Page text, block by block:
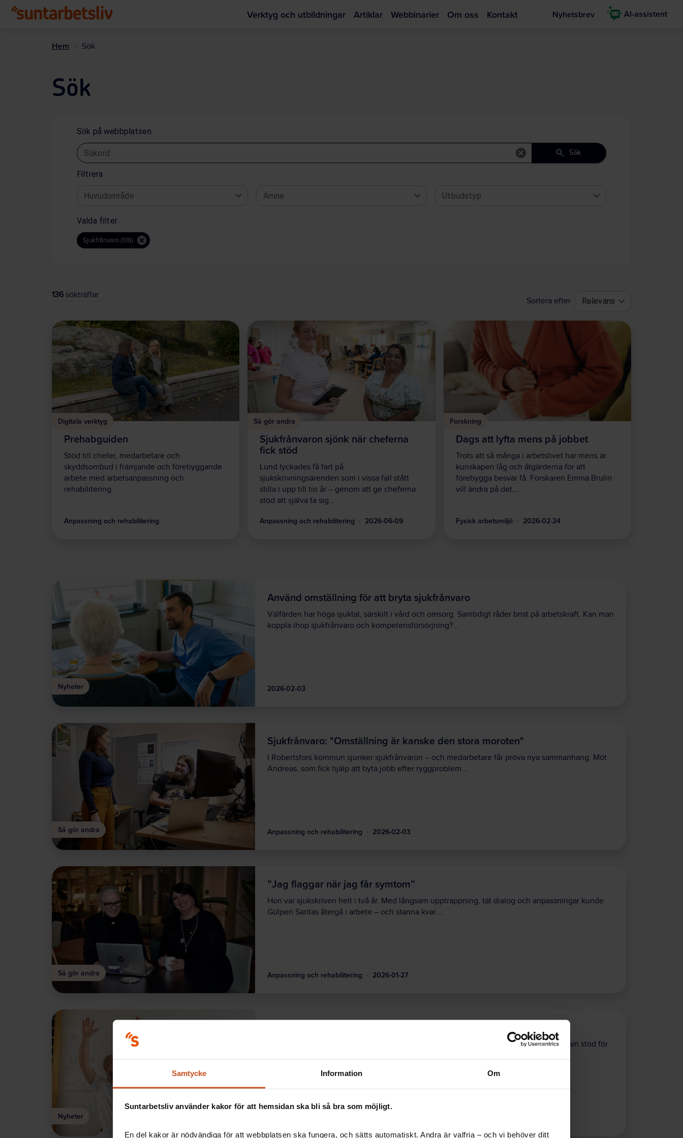
Samtycke Information Om
Suntarbetsliv använder kakor för att hemsidan ska bli så bra som möjligt.
En del kakor är nödvändiga för att webbplatsen ska fungera, och sätts automatiskt. Andra är valfria – och vi behöver ditt
Verktyg och utbildningar Artiklar Webbinarier Om oss Kontakt Nyhetsbrev AI-assistent
Hem Sök
Sök
Sök på webbplatsen
Sökord Sök
Filtrera
Huvudområde Ämne Utbudstyp
Valda filter
Sjukfrånvaro (136)
136 sökträffar
Sortera efter Relevans
Digitala verktyg
Prehabguiden
Stöd till chefer, medarbetare och
skyddsombud i främjande och förebyggande
arbete med arbetsanpassning och
rehabilitering.
Anpassning och rehabilitering
Så gör andra
Sjukfrånvaron sjönk när cheferna
fick stöd
Lund lyckades få fart på
sjukskrivningsärenden som i vissa fall stått
stilla i upp till tio år – genom att ge cheferna
stöd att själva ta sig…
Anpassning och rehabilitering 2026-06-09
Forskning
Dags att lyfta mens på jobbet
Trots att så många i arbetslivet har mens är
kunskapen låg och åtgärderna för att
förebygga besvär få. Forskaren Emma Brulin
vill ändra på det,…
Fysisk arbetsmiljö 2026-02-24
Nyheter
Använd omställning för att bryta sjukfrånvaro
Välfärden har höga sjuktal, särskilt i vård och omsorg. Samtidigt råder brist på arbetskraft. Kan man
koppla ihop sjukfrånvaro och kompetensförsörjning?…
2026-02-03
Så gör andra
Sjukfrånvaro: "Omställning är kanske den stora moroten"
I Robertsfors kommun sjunker sjukfrånvaron – och medarbetare får pröva nya sammanhang. Möt
Andreas, som fick hjälp att byta jobb efter ryggproblem.…
Anpassning och rehabilitering 2026-02-03
Så gör andra
”Jag flaggar när jag får symtom”
Hon var sjukskriven helt i två år. Med långsam upptrappning, tät dialog och anpassningar kunde
Gülperi Saritas återgå i arbete – och stanna kvar.…
Anpassning och rehabilitering 2026-01-27
Nyheter
Nu startar ett nationellt centrum som ska bidra till att sänka sjukfrånvaron. De ska ta fram stöd för